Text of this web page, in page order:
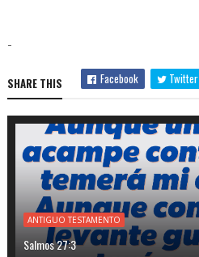
-
SHARE THIS Facebook Twitter
ANTIGUO TESTAMENTO
Salmos 27:3